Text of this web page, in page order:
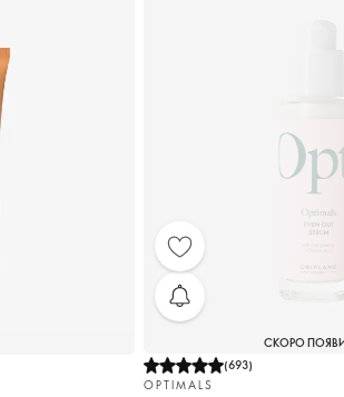
СКОРО
(693)
OPTIMALS